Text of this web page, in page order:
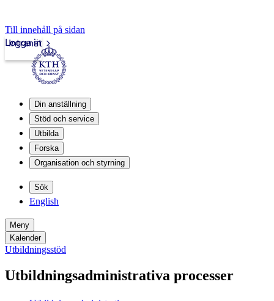
Till innehåll på sidan
Intranät
Logga in
Din anställning
Stöd och service
Utbilda
Forska
Organisation och styrning
Sök
English
Meny
Kalender
Utbildningsstöd
Utbildningsadministrativa processer